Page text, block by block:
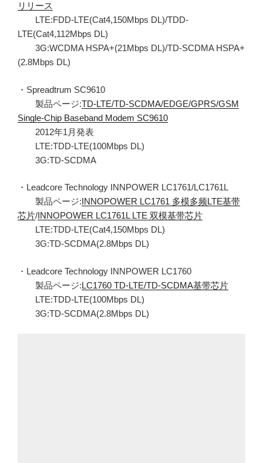
リリース
LTE:FDD-LTE(Cat4,150Mbps DL)/TDD-
LTE(Cat4,112Mbps DL)
3G:WCDMA HSPA+(21Mbps DL)/TD-SCDMA HSPA+
(2.8Mbps DL)
・Spreadtrum SC9610
製品ページ:TD-LTE/TD-SCDMA/EDGE/GPRS/GSM
Single-Chip Baseband Modem SC9610
2012年1月発表
LTE:TDD-LTE(100Mbps DL)
3G:TD-SCDMA
・Leadcore Technology INNPOWER LC1761/LC1761L
製品ページ:INNOPOWER LC1761 多模多频LTE基带
芯片/INNOPOWER LC1761L LTE 双模基带芯片
LTE:TDD-LTE(Cat4,150Mbps DL)
3G:TD-SCDMA(2.8Mbps DL)
・Leadcore Technology INNPOWER LC1760
製品ページ:LC1760 TD-LTE/TD-SCDMA基带芯片
LTE:TDD-LTE(100Mbps DL)
3G:TD-SCDMA(2.8Mbps DL)